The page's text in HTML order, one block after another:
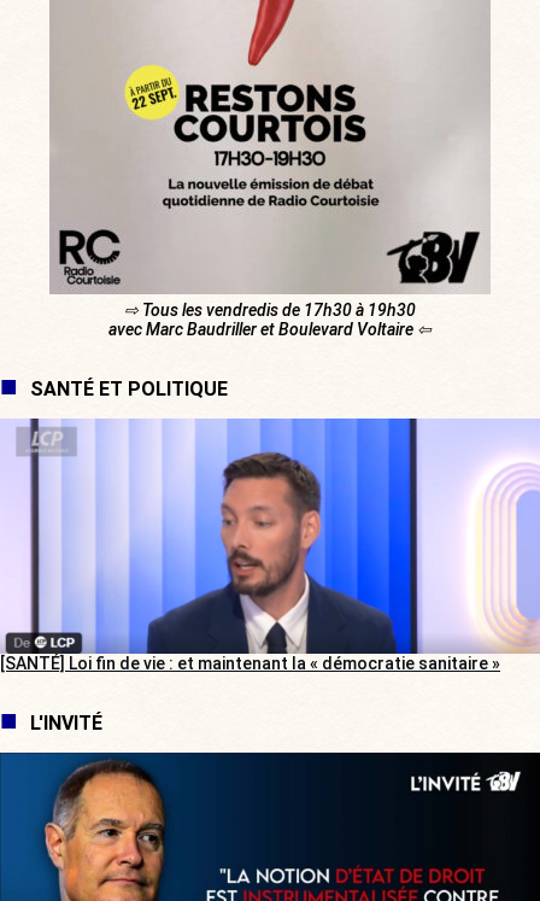
⇨ Tous les vendredis de 17h30 à 19h30
avec Marc Baudriller et Boulevard Voltaire ⇦
SANTÉ ET POLITIQUE
[SANTÉ] Loi fin de vie : et maintenant la « démocratie sanitaire »
L'INVITÉ